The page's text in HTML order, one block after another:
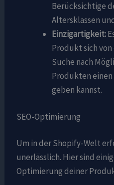
Berücksichtige
Altersklassen
Einzigartigkeit:
Produkt sich
Suche nach
Produkten
geben kannst.
SEO-Optimierung
Um in der Shopify-Welt
unerlässlich. Hier sind
Optimierung deiner